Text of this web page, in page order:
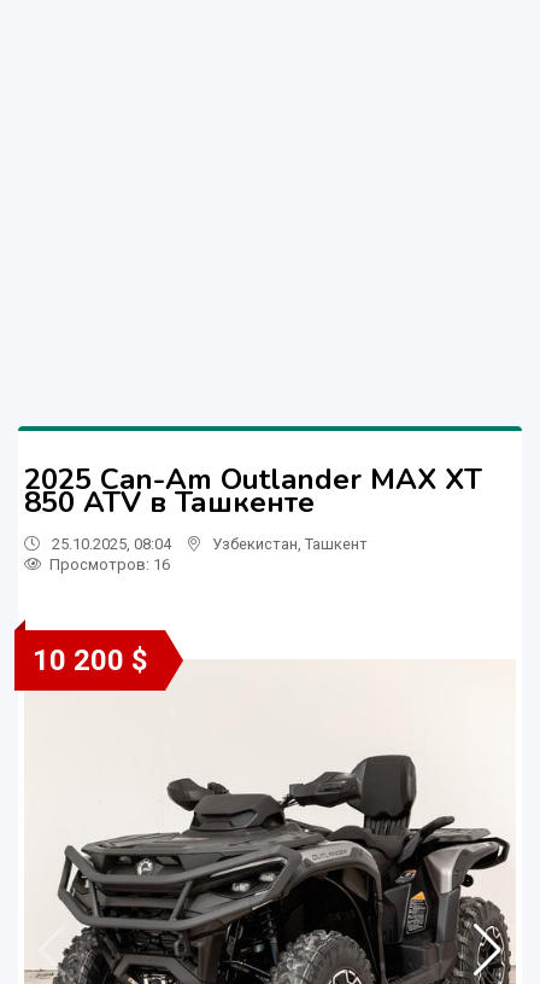
2025 Can-Am Outlander MAX XT
850 ATV в Ташкенте
25.10.2025, 08:04 Узбекистан Ташкент
Просмотров: 16
10 200 $